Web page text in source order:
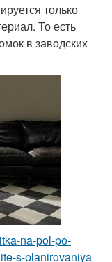
только
То есть
в заводских
na-pol-po-
s-planirovaniya